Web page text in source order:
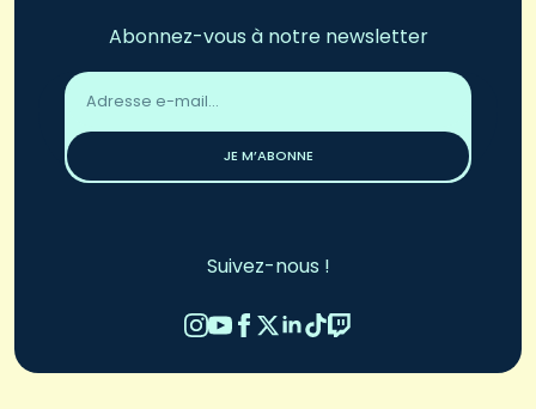
Abonnez-vous à notre newsletter
Adresse
email
JE M’ABONNE
Suivez-nous !